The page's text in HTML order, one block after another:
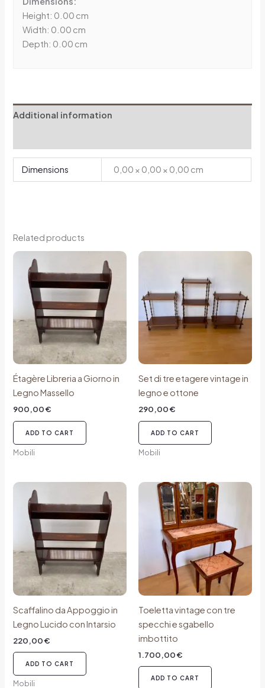
Height: 0.00 cm
Width: 0.00 cm
Depth: 0.00 cm
Additional information
Dimensions 0,00 × 0,00 × 0,00 cm
Related products
Étagère Libreria a Giorno in
Legno Massello
900,00€
ADD TO CART
Mobili
Set di tre etagere vintage in
legno e ottone
290,00€
ADD TO CART
Mobili
Scaffalino da Appoggio in
Legno Lucido con Intarsio
220,00€
ADD TO CART
Mobili
Toeletta vintage con tre
specchi e sgabello
imbottito
1.700,00€
ADD TO CART